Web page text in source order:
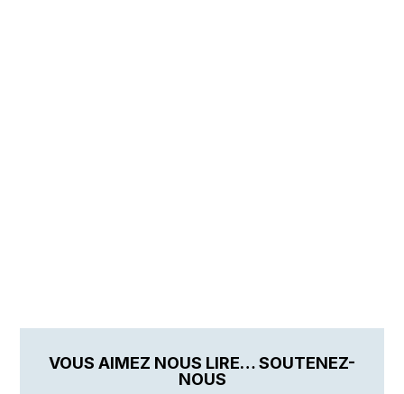
VOUS AIMEZ NOUS LIRE… SOUTENEZ-
NOUS